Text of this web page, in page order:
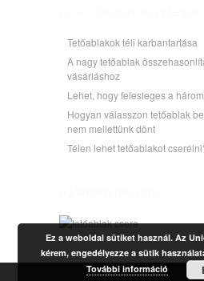
Tetőablakok téli karbantartása
A nagy tetőablak
vásárláshoz
Lehet, hogy felesleges a
Hogyan válasszon tetőablak
nem mellettünk dönt
Télen lehet tetőablakot
Ez a weboldal sütiket használ. Az
kérem, engedélyezze a sütik
További információ